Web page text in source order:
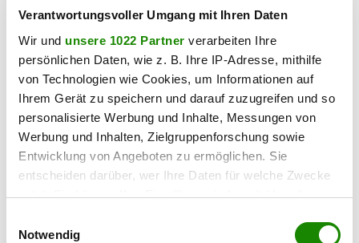
Verantwortungsvoller Umgang mit Ihren Daten
Wir und unsere 1022 Partner verarbeiten Ihre
persönlichen Daten, wie z. B. Ihre IP-Adresse, mithilfe
von Technologien wie Cookies, um Informationen auf
Ihrem Gerät zu speichern und darauf zuzugreifen und so
personalisierte Werbung und Inhalte, Messungen von
Werbung und Inhalten, Zielgruppenforschung sowie
Entwicklung von Angeboten zu ermöglichen. Sie
entscheiden darüber, wer Ihre Daten für welche Zwecke
nutzt. Sie können Ihre Einwilligung jederzeit über die
Trigger Symbol ändern oder widerrufen
Notwendig
1 Kugel Mozzarella (in Scheiben geschnitten)
1 kleines Bund frisches Basilikum
Tomaten und Mozzarella in Scheiben schneiden.
Abwechselnd auf einem Teller anrichten und mit frischem
Basilikum garnieren. Mit einem Spritzer Olivenöl und
Balsamico abschmecken.
Cremiger Kokosnuss-Reis